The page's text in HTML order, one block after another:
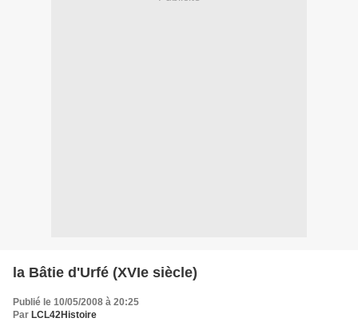
la Bâtie d'Urfé (XVIe siècle)
Publié le 10/05/2008 à 20:25
Par LCL42Histoire